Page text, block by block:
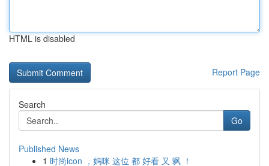
HTML is disabled
Report Page
Search
Go
Published News
1 时尚icon ，妈咪 这位 都 好看 又 飒 ！